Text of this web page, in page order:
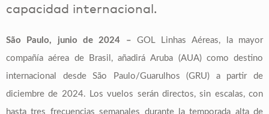
capacidad internacional.
São Paulo, junio de 2024 – GOL Linhas Aéreas, la mayor
compañía aérea de Brasil, añadirá Aruba (AUA) como destino
internacional desde São Paulo/Guarulhos (GRU) a partir de
diciembre de 2024. Los vuelos serán directos, sin escalas, con
hasta tres frecuencias semanales durante la temporada alta de